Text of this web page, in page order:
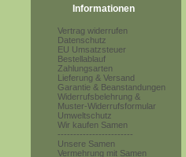
Informationen
Vertrag widerrufen
Datenschutz
EU Umsatzsteuer
Bestellablauf
Zahlungsarten
Lieferung & Versand
Garantie & Beanstandungen
Widerrufsbelehrung &
Muster-Widerrufsformular
Umweltschutz
Wir kaufen Samen
------------------------
Unsere Samen
Vermehrung mit Samen